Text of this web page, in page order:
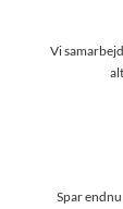
Vi
Spar